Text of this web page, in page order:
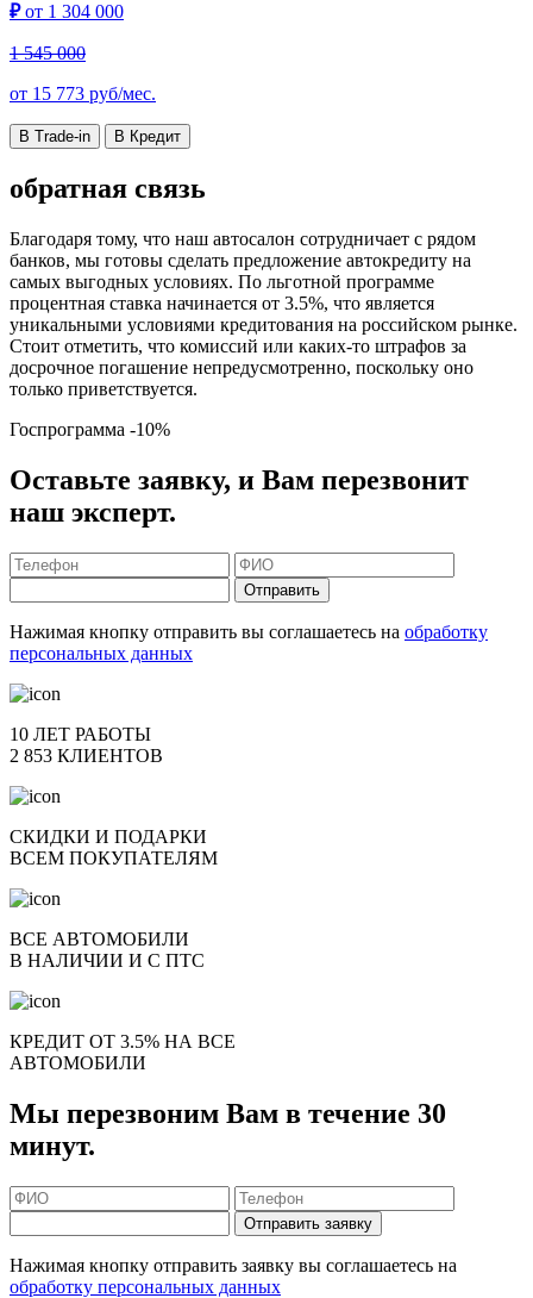
₽от 1 304 000
1 545 000
от 15 773 руб/мес.
В Trade-in В Кредит
обратная связь
Благодаря тому, что наш автосалон сотрудничает с рядом
банков, мы готовы сделать предложение автокредиту на
самых выгодных условиях. По льготной программе
процентная ставка начинается от 3.5%, что является
уникальными условиями кредитования на российском рынке.
Стоит отметить, что комиссий или каких-то штрафов за
досрочное погашение непредусмотренно, поскольку оно
только приветствуется.
Госпрограмма -10%
Оставьте заявку, и Вам перезвонит
наш эксперт.
Отправить
Нажимая кнопку отправить вы соглашаетесь на обработку
персональных данных
10 ЛЕТ РАБОТЫ
2 853 КЛИЕНТОВ
СКИДКИ И ПОДАРКИ
ВСЕМ ПОКУПАТЕЛЯМ
ВСЕ АВТОМОБИЛИ
В НАЛИЧИИ И С ПТС
КРЕДИТ ОТ 3.5% НА ВСЕ
АВТОМОБИЛИ
Мы перезвоним Вам в течение 30
минут.
Отправить заявку
Нажимая кнопку отправить заявку вы соглашаетесь на
обработку персональных данных